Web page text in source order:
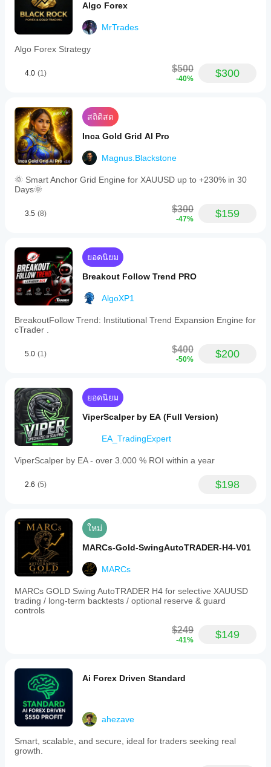
Algo Forex
MrTrades
Algo Forex Strategy
4.0 (1) $500
-40% $300
สถิติสด
Inca Gold Grid AI Pro
Magnus.Blackstone
🌞 Smart Anchor Grid Engine for XAUUSD up to +230% in 30
Days🌞
3.5 (8) $300
-47% $159
ยอดนิยม
Breakout Follow Trend PRO
AlgoXP1
BreakoutFollow Trend: Institutional Trend Expansion Engine for
cTrader .
5.0 (1) $400
-50% $200
ยอดนิยม
ViperScalper by EA (Full Version)
EA_TradingExpert
ViperScalper by EA - over 3.000 % ROI within a year
2.6 (5) $198
ใหม่
MARCs-Gold-SwingAutoTRADER-H4-V01
MARCs
MARCs GOLD Swing AutoTRADER H4 for selective XAUUSD
trading / long-term backtests / optional reserve & guard
controls
$249
-41% $149
Ai Forex Driven Standard
ahezave
Smart, scalable, and secure, ideal for traders seeking real
growth.